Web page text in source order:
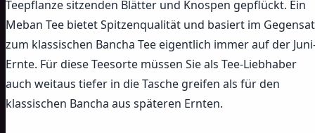
Teepflanze sitzenden Blätter und Knospen gepflückt. Ein
Meban Tee bietet Spitzenqualität und basiert im
zum klassischen Bancha Tee eigentlich immer auf der
Ernte. Für diese Teesorte müssen Sie als Tee-Liebhaber
auch weitaus tiefer in die Tasche greifen als für den
klassischen Bancha aus späteren Ernten.